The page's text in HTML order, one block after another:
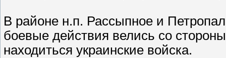
В районе н.п. Рассыпное и
боевые действия велись со
находиться украинские войска.